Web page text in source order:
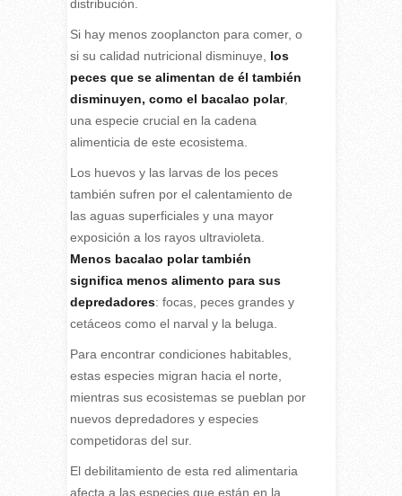
distribución.
Si hay menos zooplancton para comer, o
si su calidad nutricional disminuye, los
peces que se alimentan de él también
disminuyen, como el bacalao polar,
una especie crucial en la cadena
alimenticia de este ecosistema.
Los huevos y las larvas de los peces
también sufren por el calentamiento de
las aguas superficiales y una mayor
exposición a los rayos ultravioleta.
Menos bacalao polar también
significa menos alimento para sus
depredadores: focas, peces grandes y
cetáceos como el narval y la beluga.
Para encontrar condiciones habitables,
estas especies migran hacia el norte,
mientras sus ecosistemas se pueblan por
nuevos depredadores y especies
competidoras del sur.
El debilitamiento de esta red alimentaria
afecta a las especies que están en la